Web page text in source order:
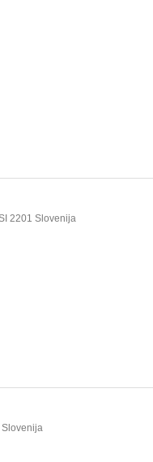
2201 Slovenija
Slovenija